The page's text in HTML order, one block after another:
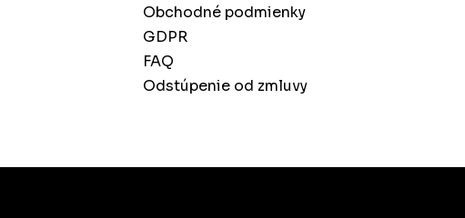
Obchodné podmienky
GDPR
FAQ
Odstúpenie od zmluvy